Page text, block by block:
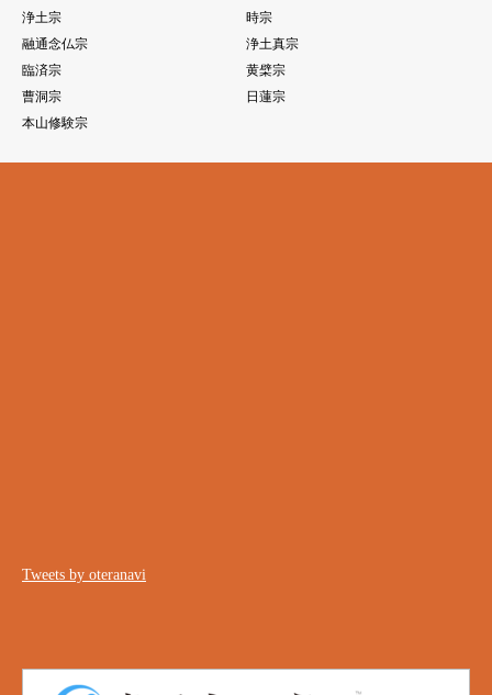
浄土宗
時宗
融通念仏宗
浄土真宗
臨済宗
黄檗宗
曹洞宗
日蓮宗
本山修験宗
Tweets by oteranavi